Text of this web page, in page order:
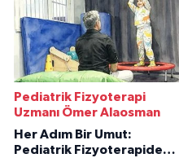
Pediatrik Fizyoterapi
Uzmanı Ömer Alaosman
Her Adım Bir Umut:
Pediatrik Fizyoterapiden